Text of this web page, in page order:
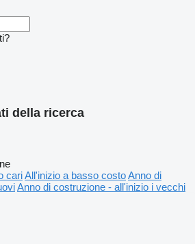
della ricerca
cariAll'inizio a basso costoAnno di
Anno di costruzione - all'inizio i vecchi